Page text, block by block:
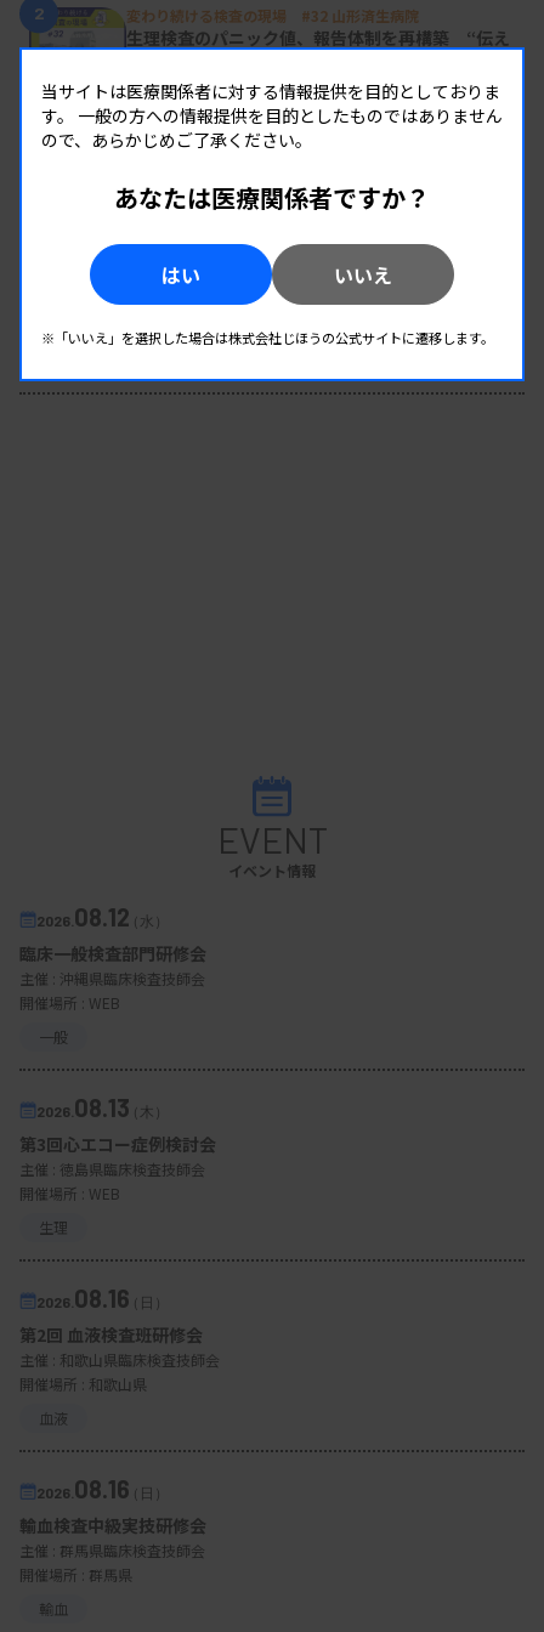
2 変わり続ける検査の現場 #32 山形済生病院
生理検査のパニック値、報告体制を再構築 “伝え
3
日臨技リエゾンが現地入り、病院検査室を視察
8月8・9両日にはDVT検診へ
全医共、検査DXテーマに議論
2026年度学術推進プロジェクトを決定
EVENT
イベント情報
2026. 08.12（水）
臨床一般検査部門研修会
主催 : 沖縄県臨床検査技師会
開催場所 : WEB
一般
2026. 08.13（木）
第3回心エコー症例検討会
主催 : 徳島県臨床検査技師会
開催場所 : WEB
生理
2026. 08.16（日）
第2回 血液検査班研修会
主催 : 和歌山県臨床検査技師会
開催場所 : 和歌山県
血液
2026. 08.16（日）
輸血検査中級実技研修会
主催 : 群馬県臨床検査技師会
開催場所 : 群馬県
輸血
当サイトは医療関係者に対する情報提供を目的としておりま
す。 一般の方への情報提供を目的としたものではありません
ので、あらかじめご了承ください。
あなたは医療関係者ですか？
はい いいえ
※「いいえ」を選択した場合は株式会社じほうの公式サイトに遷移します。